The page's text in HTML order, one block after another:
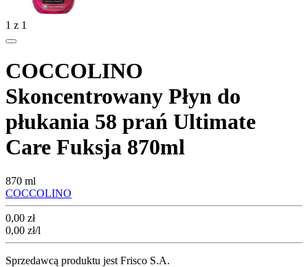
1 z 1
COCCOLINO
Skoncentrowany Płyn do
płukania 58 prań Ultimate
Care Fuksja 870ml
870 ml
COCCOLINO
Cena
0,00 zł
0,00 zł/l
Sprzedawcą produktu jest Frisco S.A.